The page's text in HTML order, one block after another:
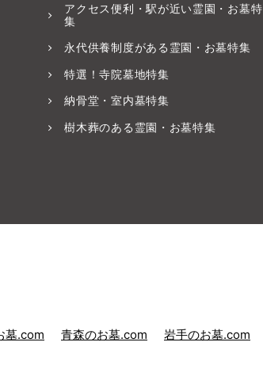
アクセス便利・駅が近い霊園・お墓特
集
永代供養制度がある霊園・お墓特集
特選！寺院墓地特集
納骨堂・室内墓特集
樹木葬のある霊園・お墓特集
墓.com 青森のお墓.com 岩手のお墓.com